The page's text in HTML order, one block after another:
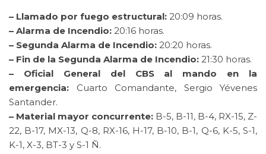
– Llamado por fuego estructural: 20:09 horas.
– Alarma de Incendio: 20:16 horas.
– Segunda Alarma de Incendio: 20:20 horas.
– Fin de la Segunda Alarma de Incendio: 21:30 horas.
– Oficial General del CBS al mando en la
emergencia: Cuarto Comandante, Sergio Yévenes
Santander.
– Material mayor concurrente: B-5, B-11, B-4, RX-15, Z-
22, B-17, MX-13, Q-8, RX-16, H-17, B-10, B-1, Q-6, K-5, S-1,
K-1, X-3, BT-3 y S-1 Ñ.